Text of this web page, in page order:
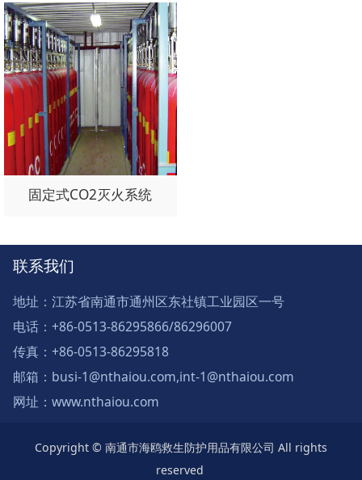
固定式CO2灭火系统
联系我们
地址：江苏省南通市通州区东社镇工业园区一号
电话：+86-0513-86295866/86296007
传真：+86-0513-86295818
邮箱：busi-1@nthaiou.com,int-1@nthaiou.com
网址：www.nthaiou.com
Copyright © 南通市海鸥救生防护用品有限公司 All rights
reserved